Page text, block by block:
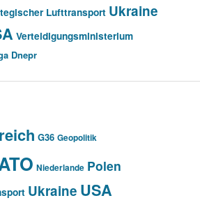
Lufttransport Ukraine
Verteidigungsministerium
Dnepr
G36 Geopolitik
Niederlande Polen
Ukraine USA